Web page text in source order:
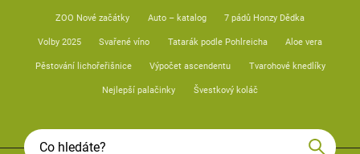
ZOO Nové začátky Auto – katalog 7 pádů Honzy Dědka
Volby 2025 Svařené víno Tatarák podle Pohlreicha Aloe vera
Pěstování lichořeřišnice Výpočet ascendentu Tvarohové knedlíky
Nejlepší palačinky Švestkový koláč